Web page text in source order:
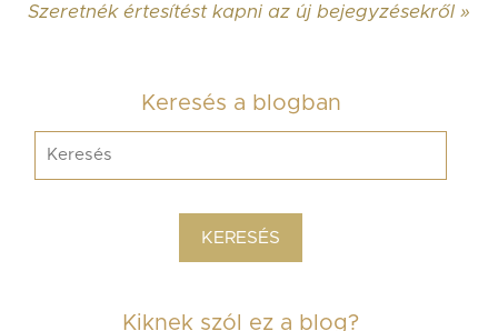
Szeretnék értesítést kapni az új bejegyzésekről »
Keresés a blogban
Kiknek szól ez a blog?